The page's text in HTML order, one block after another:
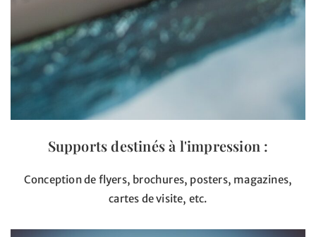
Supports destinés à l'impression :
Conception de flyers, brochures, posters, magazines,
cartes de visite, etc.